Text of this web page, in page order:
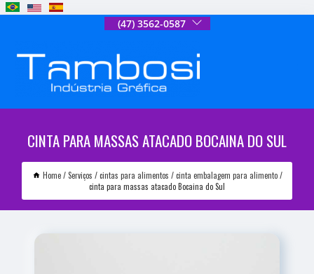
(47) 3562-0587
CINTA PARA MASSAS ATACADO BOCAINA DO SUL
Home Serviços cintas para alimentos
cinta embalagem para alimento
cinta para massas atacado Bocaina do Sul